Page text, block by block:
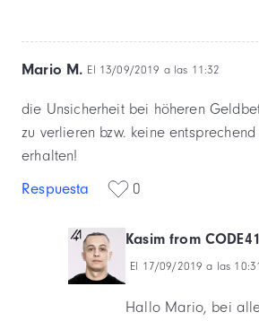
Mario M. El 13/09/2019 a las 11:32
die Unsicherheit bei höheren
zu verlieren bzw. keine
erhalten!
Respuesta
0
Kasim from CODE41
El 17/09/2019 a las 10:31
Hallo Mario, bei